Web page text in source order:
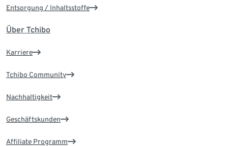
Entsorgung / Inhaltsstoffe
Über Tchibo
Karriere
Tchibo Community
Nachhaltigkeit
Geschäftskunden
Affiliate Programm